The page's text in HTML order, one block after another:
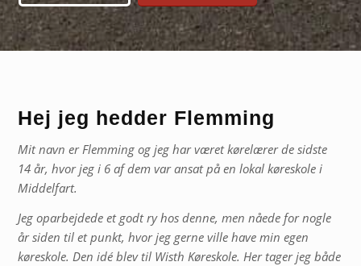
Hej jeg hedder Flemming
Mit navn er Flemming og jeg har været kørelærer de sidste
14 år, hvor jeg i 6 af dem var ansat på en lokal køreskole i
Middelfart.
Jeg oparbejdede et godt ry hos denne, men nåede for nogle
år siden til et punkt, hvor jeg gerne ville have min egen
køreskole. Den idé blev til Wisth Køreskole. Her tager jeg både